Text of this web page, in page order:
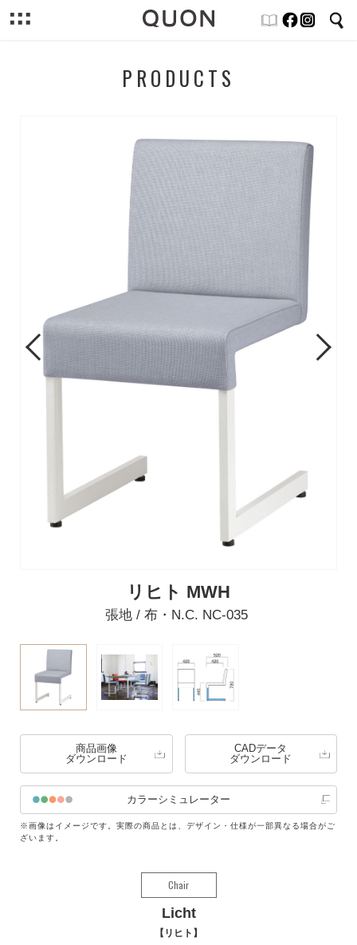
PRODUCTS
Previous
リヒト MWH
張地 / 布・N.C. NC-035
Next
商品画像
ダウンロード
CADデータ
ダウンロード
カラーシミュレーター
※画像はイメージです。実際の商品とは、デザイン・仕様が一部異なる場合がご
ざいます。
Chair
Licht
リヒト